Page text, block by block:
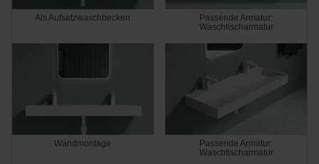
Als Aufsatzwaschbecken
Passende Armatur:
Waschtischarmatur
Wandmontage
Passende Armatur:
Waschtischarmatur